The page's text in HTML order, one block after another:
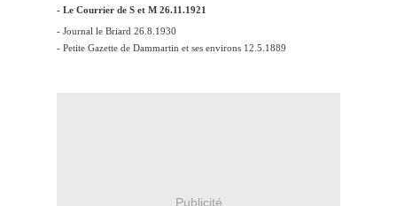
- Le Courrier de S et M 26.11.1921
- Journal le Briard 26.8.1930
- Petite Gazette de Dammartin et ses environs 12.5.1889
Publicité